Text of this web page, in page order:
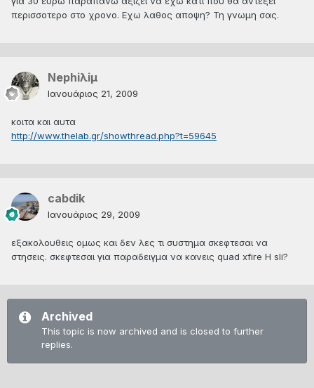
περισσοτερο στο χρονο. Εχω λαθος αποψη? Τη γνωμη σας.
Nephiλiμ
Ιανουάριος 21, 2009
κοιτα και αυτα
http://www.thelab.gr/showthread.php?t=59645
cabdik
Ιανουάριος 29, 2009
εξακολουθεις ομως και δεν λες τι συστημα σκεφτεσαι να
στησεις. σκεφτεσαι για παραδειγμα να κανεις quad xfire H sli?
Archived
This topic is now archived and is closed to further
replies.